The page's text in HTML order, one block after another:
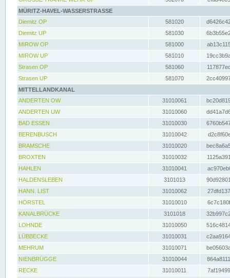
MÜRITZ-HAVEL-WASSERSTRASSE
Diemitz OP
581020
Diemitz UP
581030
MIROW OP
581000
MIROW UP
581010
Strasen OP
581060
Strasen UP
581070
MITTELLANDKANAL
ANDERTEN OW
31010061
ANDERTEN UW
31010060
BAD ESSEN
31010030
BERENBUSCH
31010042
BRAMSCHE
31010020
BROXTEN
31010032
HAHLEN
31010041
HALDENSLEBEN
3101013
HANN. LIST
31010062
HÖRSTEL
31010010
KANALBRÜCKE
3101018
LOHNDE
31010050
LÜBBECKE
31010031
MEHRUM
31010071
NIENBRÜGGE
31010044
RECKE
31010011